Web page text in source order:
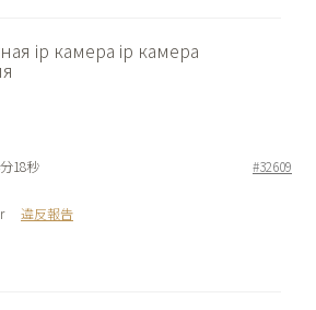
ip камера ip камера
18秒 #32609
違反報告